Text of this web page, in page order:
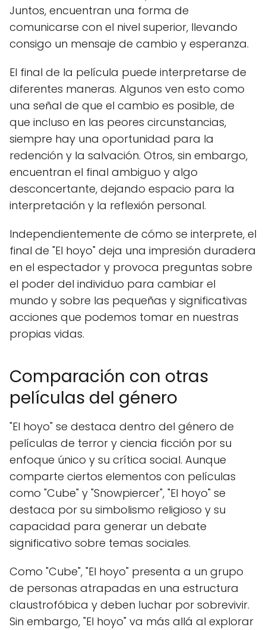
Juntos, encuentran una forma de
comunicarse con el nivel superior, llevando
consigo un mensaje de cambio y esperanza.
El final de la película puede interpretarse de
diferentes maneras. Algunos ven esto como
una señal de que el cambio es posible, de
que incluso en las peores circunstancias,
siempre hay una oportunidad para la
redención y la salvación. Otros, sin embargo,
encuentran el final ambiguo y algo
desconcertante, dejando espacio para la
interpretación y la reflexión personal.
Independientemente de cómo se interprete, el
final de "El hoyo" deja una impresión duradera
en el espectador y provoca preguntas sobre
el poder del individuo para cambiar el
mundo y sobre las pequeñas y significativas
acciones que podemos tomar en nuestras
propias vidas.
Comparación con otras
películas del género
"El hoyo" se destaca dentro del género de
películas de terror y ciencia ficción por su
enfoque único y su crítica social. Aunque
comparte ciertos elementos con películas
como "Cube" y "Snowpiercer", "El hoyo" se
destaca por su simbolismo religioso y su
capacidad para generar un debate
significativo sobre temas sociales.
Como "Cube", "El hoyo" presenta a un grupo
de personas atrapadas en una estructura
claustrofóbica y deben luchar por sobrevivir.
Sin embargo, "El hoyo" va más allá al explorar